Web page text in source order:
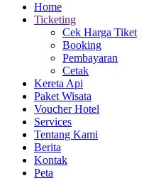
Home
Ticketing
Cek Harga Tiket
Booking
Pembayaran
Cetak
Kereta Api
Paket Wisata
Voucher Hotel
Services
Tentang Kami
Berita
Kontak
Peta